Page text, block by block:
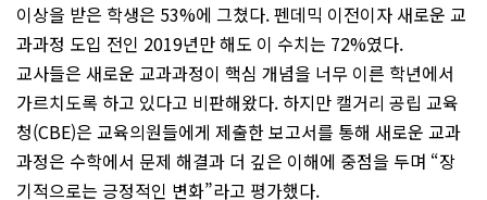
이상을 받은 학생은 53%에 그쳤다. 펜데믹 이전이자 새로운 교
과과정 도입 전인 2019년만 해도 이 수치는 72%였다.
교사들은 새로운 교과과정이 핵심 개념을 너무 이른 학년에서
가르치도록 하고 있다고 비판해왔다. 하지만 캘거리 공립 교육
청(CBE)은 교육의원들에게 제출한 보고서를 통해 새로운 교과
과정은 수학에서 문제 해결과 더 깊은 이해에 중점을 두며 “장
기적으로는 긍정적인 변화”라고 평가했다.